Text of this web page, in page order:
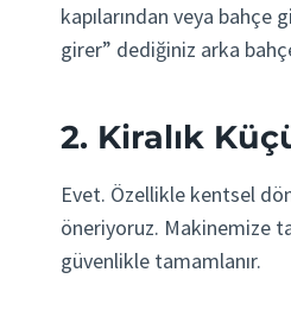
kapılarından veya
girer” dediğiniz arka
2. Kiralık
Evet. Özellikle kentsel
öneriyoruz. Makinemize
güvenlikle tamamlanır.